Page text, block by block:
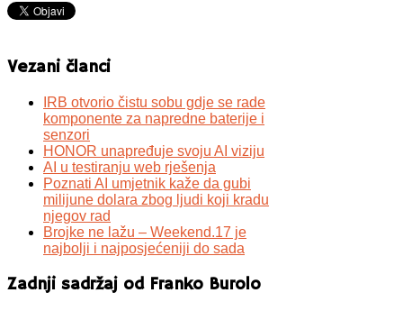
Vezani članci
IRB otvorio čistu sobu gdje se rade
komponente za napredne baterije i
senzori
HONOR unapređuje svoju AI viziju
AI u testiranju web rješenja
Poznati AI umjetnik kaže da gubi
milijune dolara zbog ljudi koji kradu
njegov rad
Brojke ne lažu – Weekend.17 je
najbolji i najposjećeniji do sada
Zadnji sadržaj od Franko Burolo